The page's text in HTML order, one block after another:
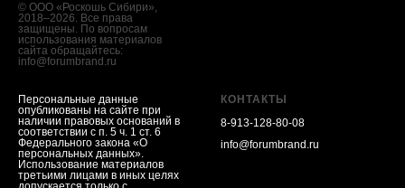
© ООО «Роскошь Сибири»,
2018–2026. Все права
защищены. По вопросам
использования материалов
сайта обращайтесь:
info@forumbrand.ru
Персональные данные
опубликованы на сайте при
наличии правовых оснований в
соответствии с п. 5 ч. 1 ст. 6
Федерального закона «О
персональных данных».
Использование материалов
третьими лицами в иных целях
КОНТАКТЫ
8-913-128-80-08
info@forumbrand.ru